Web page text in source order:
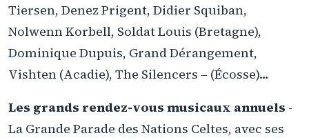
Tiersen, Denez Prigent, Didier Squiban,
Nolwenn Korbell, Soldat Louis (Bretagne),
Dominique Dupuis, Grand Dérangement,
Vishten (Acadie), The Silencers – (Écosse)…
Les grands rendez-vous musicaux annuels -
La Grande Parade des Nations Celtes, avec ses